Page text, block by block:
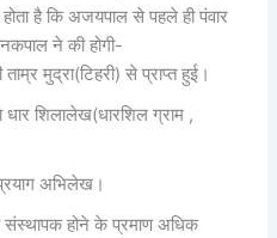
है कि अजयपाल से पहले ही पंवार
ने की होगी-
मुद्रा(टिहरी) से प्राप्त हुई।
शिलालेख(धारशिल ग्राम ,
अभिलेख।
होने के प्रमाण अधिक